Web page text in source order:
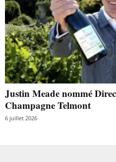
Justin Meade nommé
Champagne Telmont
6 juillet 2026